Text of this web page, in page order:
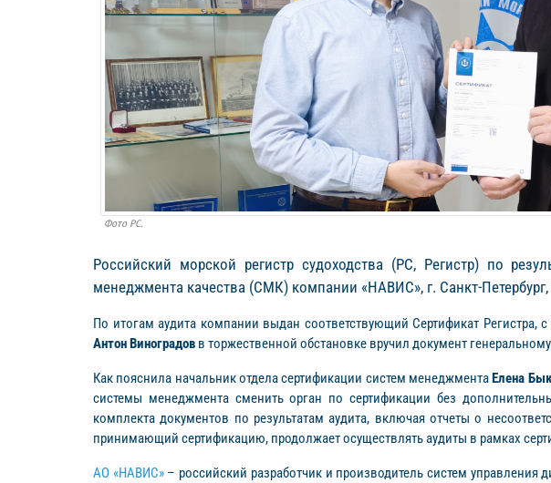
Фото РС.
Российский морской регистр судоходства (РС, Регистр) по
менеджмента качества (СМК) компании «НАВИС», г. Санкт-
По итогам аудита компании выдан соответствующий Сертификат
Антон Виноградов в торжественной обстановке вручил документ
Как пояснила начальник отдела сертификации систем менеджментаЕлена
системы менеджмента сменить орган по сертификации без
комплекта документов по результатам аудита, включая отчеты о
принимающий сертификацию, продолжает осуществлять аудиты в рамках
АО «НАВИС»– российский разработчик и производитель систем